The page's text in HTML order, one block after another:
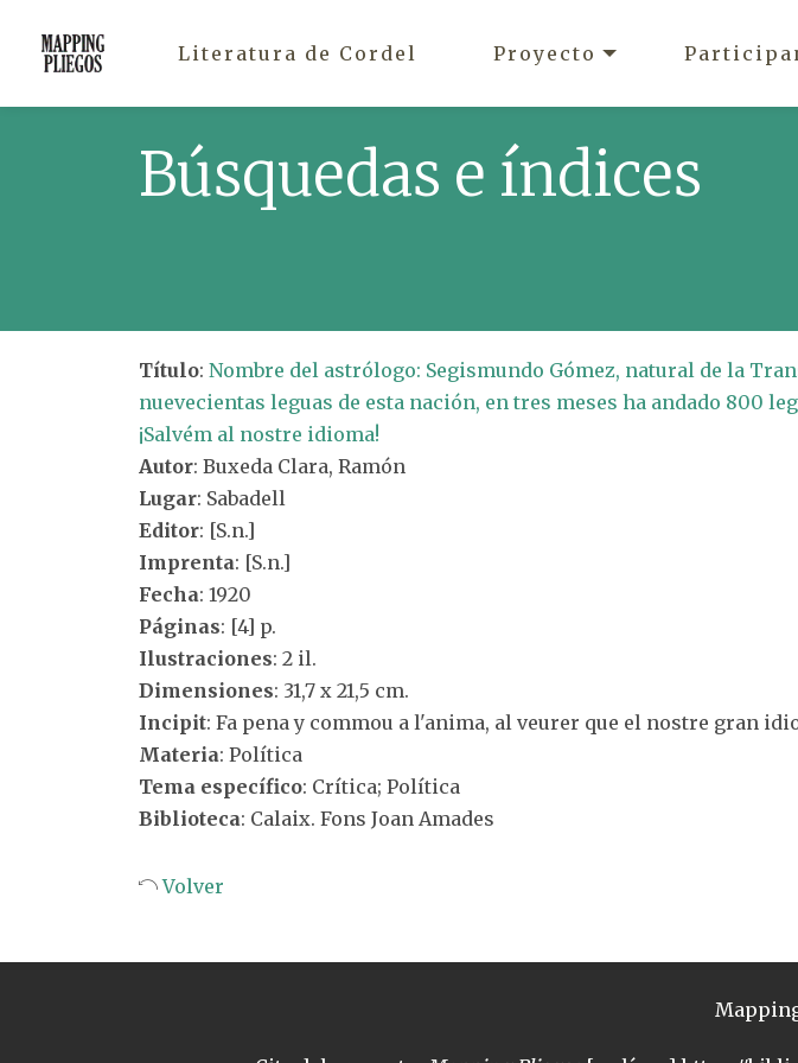
Literatura de Cordel Proyecto
Búsquedas e índices
Título: Nombre del astrólogo: Segismundo Gómez, natural de la
nuevecientas leguas de esta nación, en tres meses ha andado 800
¡Salvém al nostre idioma!
Autor: Buxeda Clara, Ramón
Lugar: Sabadell
Editor: [S.n.]
Imprenta: [S.n.]
Fecha: 1920
Páginas: [4] p.
Ilustraciones: 2 il.
Dimensiones: 31,7 x 21,5 cm.
Incipit: Fa pena y commou a l'anima, al veurer que el nostre gran
Materia: Política
Tema específico: Crítica; Política
Biblioteca: Calaix. Fons Joan Amades
Volver